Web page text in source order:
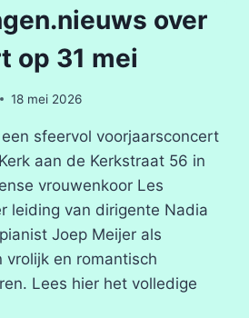
over
op 31 mei
18 mei 2026
sfeervol voorjaarsconcert
aan de Kerkstraat 56 in
vrouwenkoor Les
leiding van dirigente Nadia
Joep Meijer als
vrolijk en romantisch
Lees hier het volledige